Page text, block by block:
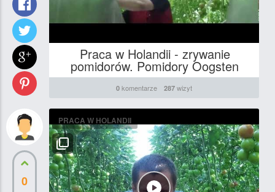
Praca w Holandii - zrywanie
pomidorów. Pomidory Oogsten
0 komentarze 287 wizyt
0
PRACA W HOLANDII